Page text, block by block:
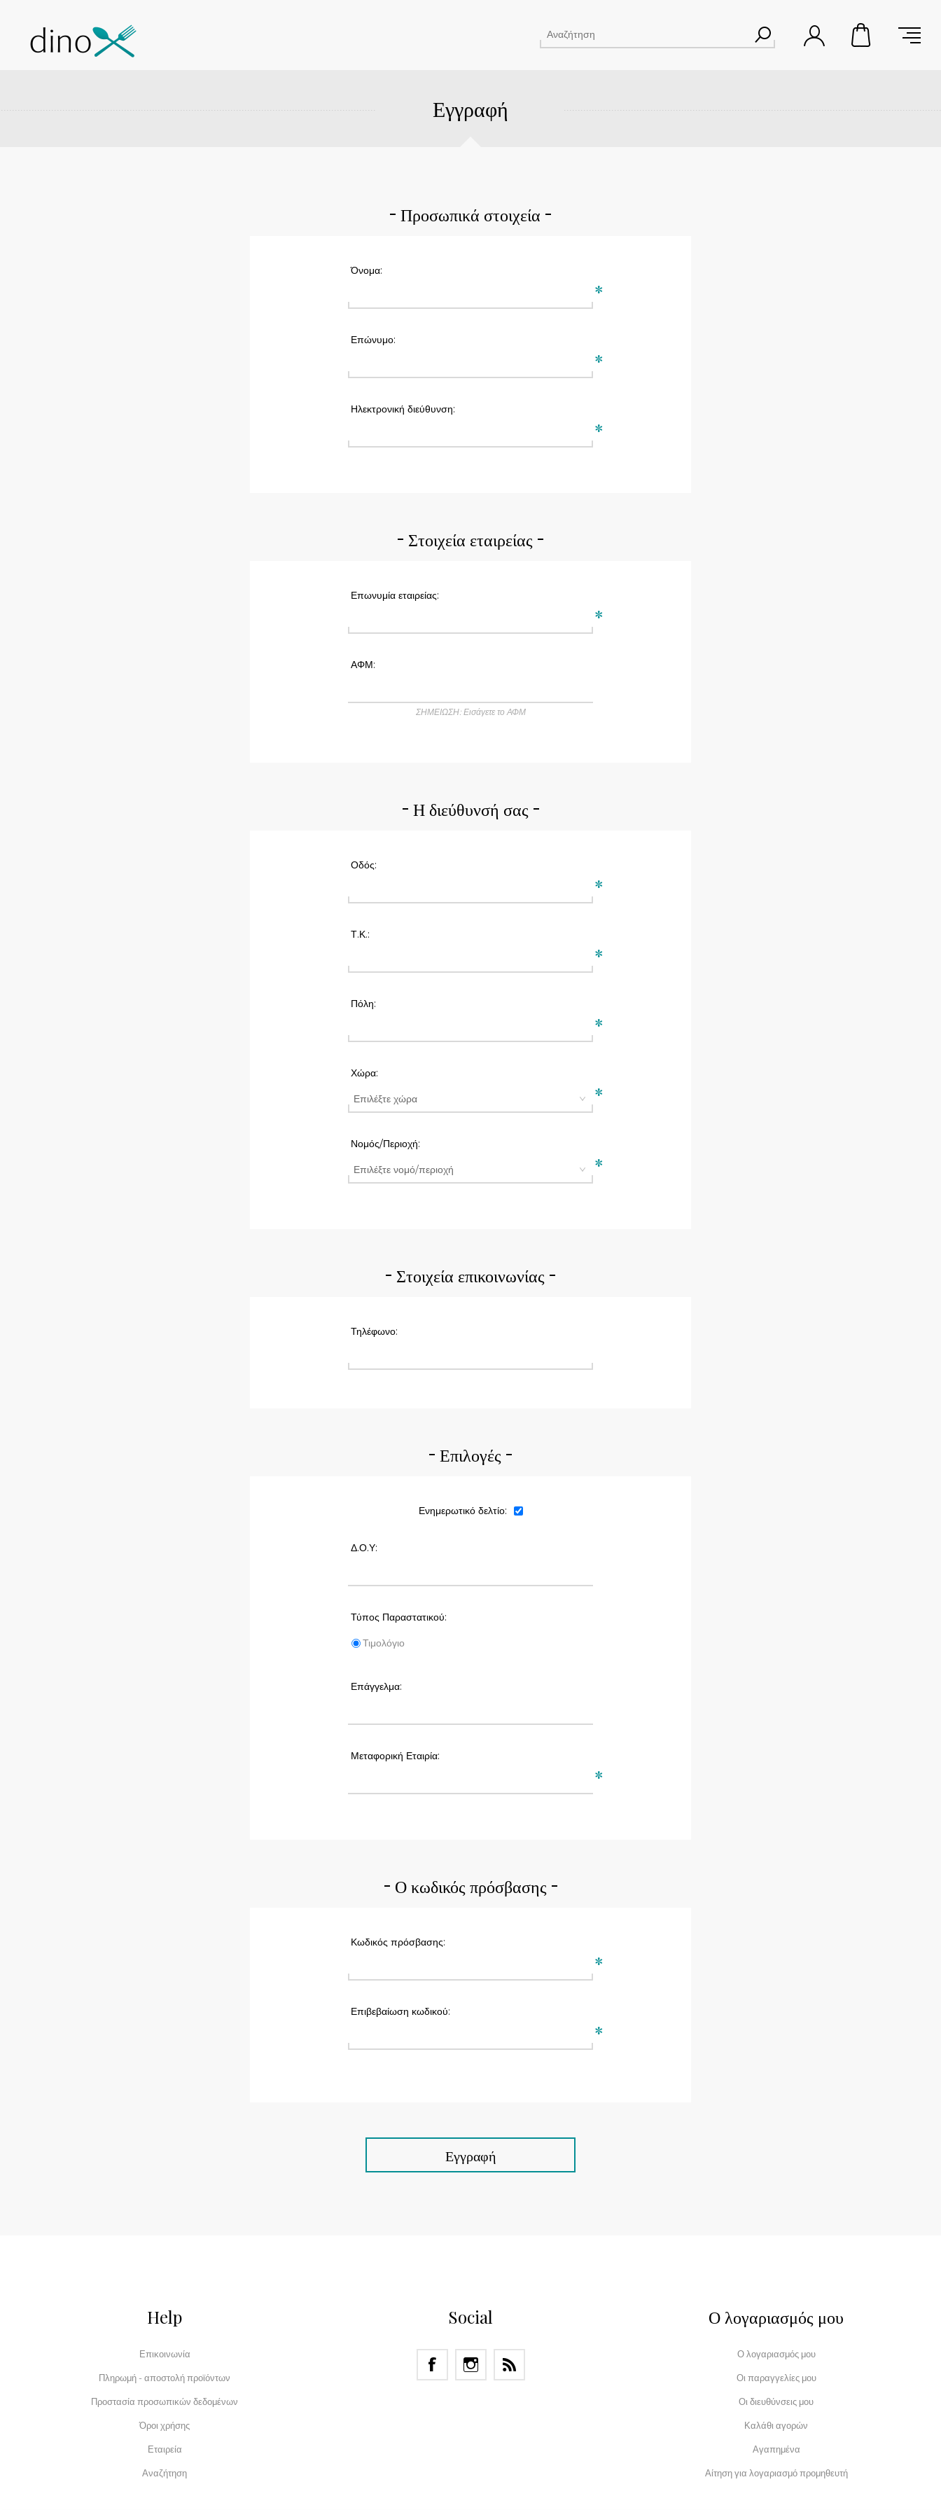
Εγγραφή
Προσωπικά στοιχεία
Όνομα:
*
Επώνυμο:
*
Ηλεκτρονική διεύθυνση:
*
Στοιχεία εταιρείας
Επωνυμία εταιρείας:
*
ΑΦΜ:
ΣΗΜΕΙΩΣΗ: Εισάγετε το ΑΦΜ
Η διεύθυνσή σας
Οδός:
*
Τ.Κ.:
*
Πόλη:
*
Χώρα:
*
Νομός/Περιοχή:
*
Στοιχεία επικοινωνίας
Τηλέφωνο:
Επιλογές
Ενημερωτικό δελτίο:
Δ.Ο.Υ:
Τύπος Παραστατικού:
Τιμολόγιο
Επάγγελμα:
Μεταφορική Εταιρία:
*
Ο κωδικός πρόσβασης
Κωδικός πρόσβασης:
*
Επιβεβαίωση κωδικού:
*
Εγγραφή
Help
Επικοινωνία
Πληρωμή - αποστολή προϊόντων
Προστασία προσωπικών δεδομένων
Όροι χρήσης
Εταιρεία
Αναζήτηση
Social Ο λογαριασμός μου
Ο λογαριασμός μου
Οι παραγγελίες μου
Οι διευθύνσεις μου
Καλάθι αγορών
Αγαπημένα
Αίτηση για λογαριασμό προμηθευτή